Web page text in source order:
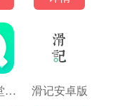
青书学堂学生端 滑记安卓版